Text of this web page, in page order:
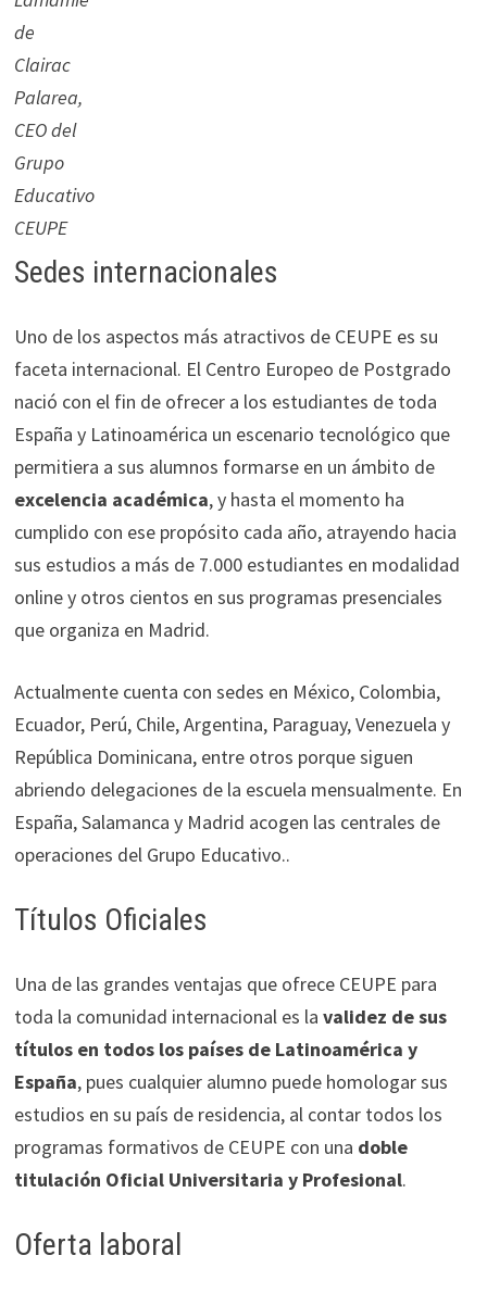
de
Clairac
Palarea,
CEO del
Grupo
Educativo
CEUPE
Sedes internacionales
Uno de los aspectos más atractivos de CEUPE es su
faceta internacional. El Centro Europeo de Postgrado
nació con el fin de ofrecer a los estudiantes de toda
España y Latinoamérica un escenario tecnológico que
permitiera a sus alumnos formarse en un ámbito de
excelencia académica, y hasta el momento ha
cumplido con ese propósito cada año, atrayendo hacia
sus estudios a más de 7.000 estudiantes en modalidad
online y otros cientos en sus programas presenciales
que organiza en Madrid.
Actualmente cuenta con sedes en México, Colombia,
Ecuador, Perú, Chile, Argentina, Paraguay, Venezuela y
República Dominicana, entre otros porque siguen
abriendo delegaciones de la escuela mensualmente. En
España, Salamanca y Madrid acogen las centrales de
operaciones del Grupo Educativo..
Títulos Oficiales
Una de las grandes ventajas que ofrece CEUPE para
toda la comunidad internacional es la validez de sus
títulos en todos los países de Latinoamérica y
España, pues cualquier alumno puede homologar sus
estudios en su país de residencia, al contar todos los
programas formativos de CEUPE con una doble
titulación Oficial Universitaria y Profesional.
Oferta laboral